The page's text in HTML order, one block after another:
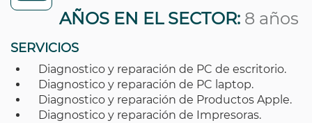
AÑOS EN EL SECTOR: 8 años
SERVICIOS
Diagnostico y reparación de PC de escritorio.
Diagnostico y reparación de PC laptop.
Diagnostico y reparación de Productos Apple.
Diagnostico y reparación de Impresoras.